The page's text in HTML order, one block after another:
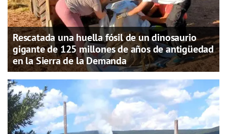
Rescatada una huella fósil de un dinosaurio
gigante de 125 millones de años de antigüedad
en la Sierra de la Demanda